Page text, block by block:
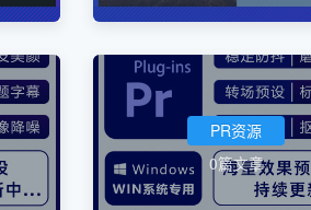
PR资源
0篇文章